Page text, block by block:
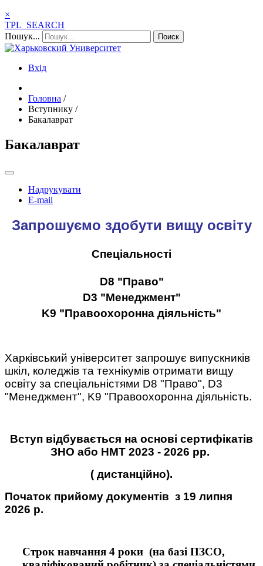
×
TPL_SEARCH
Пошук...
Поиск
Вхід
Головна /
Вступнику /
Бакалаврат
Бакалаврат
Надрукувати
E-mail
Запрошуємо здобути вищу освіту
Спеціальності
D8 "Право"
D3 "Менеджмент"
K9 "Правоохоронна діяльність"
Харківський університет запрошує випускників
шкіл, коледжів та технікумів отримати вищу
освіту за спеціальністями D8 "Право", D3
"Менеджмент", K9 "Правоохоронна діяльність.
Вступ відбувається на основі сертифікатів
ЗНО або НМТ 2023 - 2026 рр.
( дистанційно).
Початок прийому документів з 19 липня
2026 р.
Строк навчання 4 роки (на базі ПЗСО,